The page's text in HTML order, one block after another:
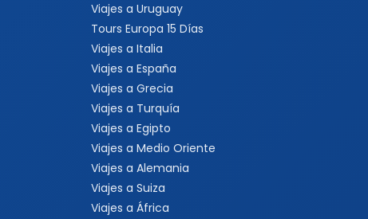
Viajes a Uruguay
Tours Europa 15 Días
Viajes a Italia
Viajes a España
Viajes a Grecia
Viajes a Turquía
Viajes a Egipto
Viajes a Medio Oriente
Viajes a Alemania
Viajes a Suiza
Viajes a África